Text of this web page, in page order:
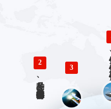
2
多品种、小批量精密仪器零部件加工
3 铝合金